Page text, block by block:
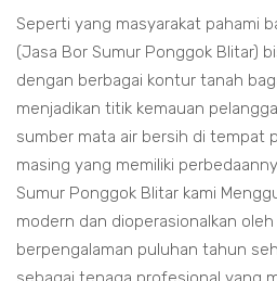
Seperti yang masyarakat pahami
(Jasa Bor Sumur Ponggok Blitar)
dengan berbagai kontur tanah
menjadikan titik kemauan
sumber mata air bersih di tempat
masing yang memiliki
Sumur Ponggok Blitar kami
modern dan dioperasionalkan
berpengalaman puluhan tahun